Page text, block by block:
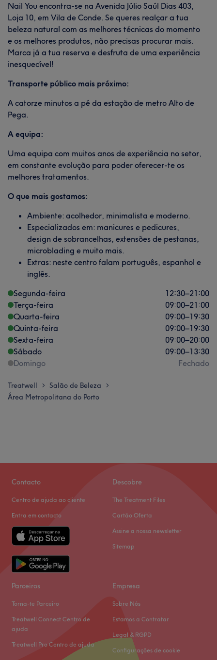
Nail You encontra-se na Avenida Júlio Saúl Dias 403,
Loja 10, em Vila de Conde. Se queres realçar a tua
beleza natural com as melhores técnicas do momento
e os melhores produtos, não precisas procurar mais.
Marca já a tua reserva e desfruta de uma experiência
inesquecível!
Transporte público mais próximo:
A catorze minutos a pé da estação de metro Alto de
Pega.
A equipa:
Uma equipa com muitos anos de experiência no setor,
em constante evolução para poder oferecer-te os
melhores tratamentos.
O que mais gostamos:
Ambiente: acolhedor, minimalista e moderno.
Especializados em: manicures e pedicures,
design de sobrancelhas, extensões de pestanas,
microblading e muito mais.
Extras: neste centro falam português, espanhol e
inglês.
Segunda-feira
12:30–21:00
Terça-feira
09:00–21:00
Quarta-feira
09:00–19:30
Quinta-feira
09:00–19:30
Sexta-feira
09:00–20:00
Sábado
09:00–13:30
Domingo
Fechado
Treatwell > Salão de Beleza >
Área Metropolitana do Porto
Contacto
Centro de ajuda ao cliente
Entra em contacto
Descobre
The Treatment Files
Cartão Oferta
Assine a nossa newsletter
Sitemap
Parceiros
Torna-te Parceiro
Treatwell Connect Centro de
ajuda
Treatwell Pro Centro de ajuda
Empresa
Sobre Nós
Estamos a Contratar
Legal & RGPD
Configurações de cookie